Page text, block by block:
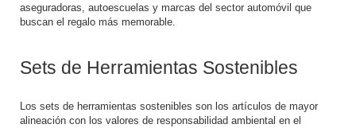
aseguradoras, autoescuelas y marcas del sector automóvil que
buscan el regalo más memorable.
Sets de Herramientas Sostenibles
Los sets de herramientas sostenibles son los artículos de mayor
alineación con los valores de responsabilidad ambiental en el